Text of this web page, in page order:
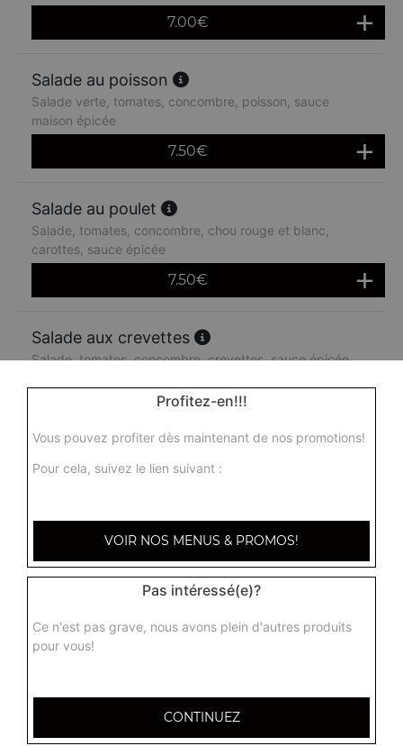
7.00€
Salade au poisson
Salade verte, tomates, concombre, poisson, sauce
maison épicée
7.50€
Salade au poulet
Salade, tomates, concombre, chou rouge et blanc,
carottes, sauce épicée
7.50€
Salade aux crevettes
Salade, tomates, concombre, crevettes, sauce épicée
9.00€
32 AVENUE DU 20E CORPS
54000 NANCY
Profitez-en!!!
Vous pouvez profiter dès maintenant de nos promotions!
Pour cela, suivez le lien suivant :
VOIR NOS MENUS & PROMOS!
Pas intéressé(e)?
Ce n'est pas grave, nous avons plein d'autres produits
pour vous!
CONTINUEZ